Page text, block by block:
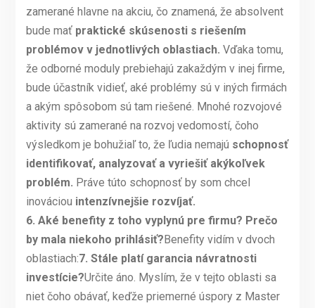
zamerané hlavne na akciu, čo znamená, že absolvent
bude mať praktické skúsenosti s riešením
problémov v jednotlivých oblastiach. Vďaka tomu,
že odborné moduly prebiehajú zakaždým v inej firme,
bude účastník vidieť, aké problémy sú v iných firmách
a akým spôsobom sú tam riešené. Mnohé rozvojové
aktivity sú zamerané na rozvoj vedomostí, čoho
výsledkom je bohužiaľ to, že ľudia nemajú schopnosť
identifikovať, analyzovať a vyriešiť akýkoľvek
problém. Práve túto schopnosť by som chcel
inováciou intenzívnejšie rozvíjať.
6. Aké benefity z toho vyplynú pre firmu? Prečo
by mala niekoho prihlásiť?Benefity vidím v dvoch
oblastiach:7. Stále platí garancia návratnosti
investície?Určite áno. Myslím, že v tejto oblasti sa
niet čoho obávať, keďže priemerné úspory z Master